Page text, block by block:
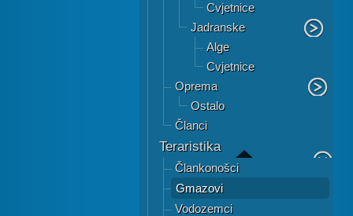
Cvjetnice
Jadranske
Alge
Cvjetnice
Oprema
Ostalo
Članci
Teraristika
Člankonošci
Gmazovi
Vodozemci